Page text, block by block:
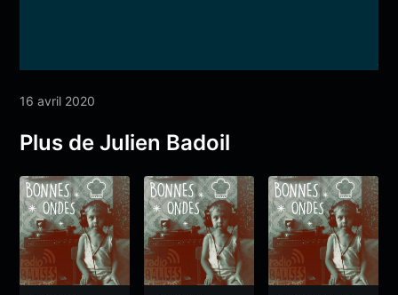
16 avril 2020
Plus de Julien Badoil